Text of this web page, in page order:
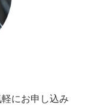
にお申し込み